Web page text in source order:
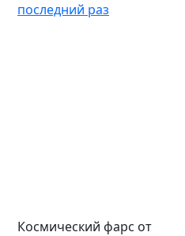
последний раз
Космический фарс от